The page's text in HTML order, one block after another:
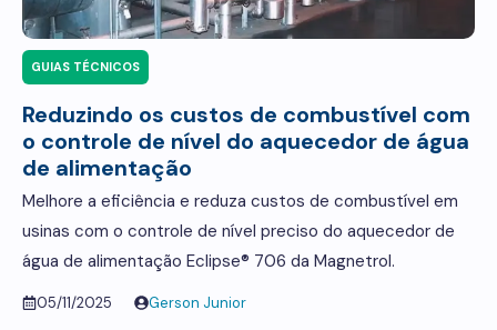
GUIAS TÉCNICOS
Reduzindo os custos de combustível com
o controle de nível do aquecedor de água
de alimentação
Melhore a eficiência e reduza custos de combustível em
usinas com o controle de nível preciso do aquecedor de
água de alimentação Eclipse® 706 da Magnetrol.
05/11/2025 Gerson Junior